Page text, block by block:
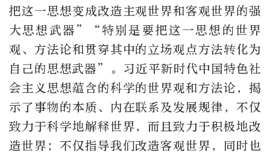
把这一思想变成改造主观世界和客观世界的强
大思想武器”“特别是要把这一思想的世界
观、方法论和贯穿其中的立场观点方法转化为
自己的思想武器”。习近平新时代中国特色社
会主义思想蕴含的科学的世界观和方法论，揭
示了事物的本质、内在联系及发展规律，不仅
致力于科学地解释世界，而且致力于积极地改
造世界；不仅指导我们改造客观世界，同时也